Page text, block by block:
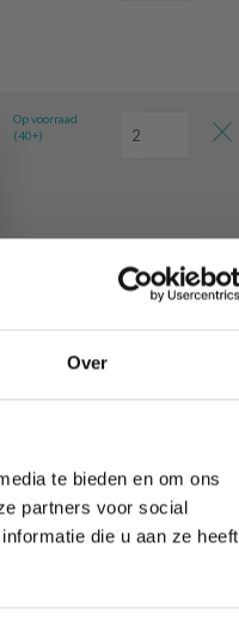
Over
te bieden en om ons
partners voor social
die u aan ze heeft
Op voorraad
(40+)